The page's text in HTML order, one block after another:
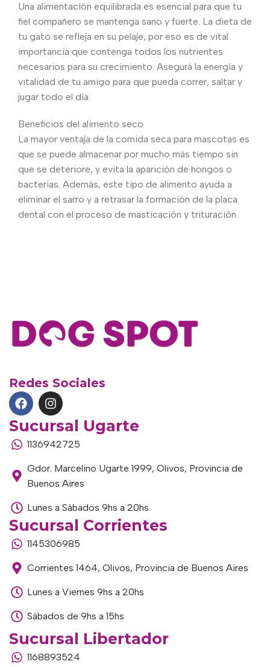
Una alimentación equilibrada es esencial para que tu
fiel compañero se mantenga sano y fuerte. La dieta de
tu gato se refleja en su pelaje, por eso es de vital
importancia que contenga todos los nutrientes
necesarios para su crecimiento. Asegurá la energía y
vitalidad de tu amigo para que pueda correr, saltar y
jugar todo el día.
Beneficios del alimento seco
La mayor ventaja de la comida seca para mascotas es
que se puede almacenar por mucho más tiempo sin
que se deteriore, y evita la aparición de hongos o
bacterias. Además, este tipo de alimento ayuda a
eliminar el sarro y a retrasar la formación de la placa
dental con el proceso de masticación y trituración.
Redes Sociales
Sucursal Ugarte
1136942725
Gdor. Marcelino Ugarte 1999, Olivos, Provincia de
Buenos Aires
Lunes a Sábados 9hs a 20hs
Sucursal Corrientes
1145306985
Corrientes 1464, Olivos, Provincia de Buenos Aires
Lunes a Viernes 9hs a 20hs
Sábados de 9hs a 15hs
Sucursal Libertador
1168893524